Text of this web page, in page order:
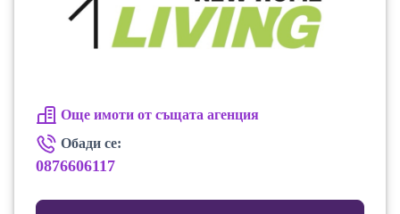
Още имоти от същата агенция
Обади се:
0876606117